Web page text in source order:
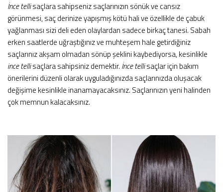
İnce tellisaçlara sahipseniz saçlarınızın sönük ve cansız
görünmesi, saç derinize yapışmış kötü hali ve özellikle de çabuk
yağlanması sizi deli eden olaylardan sadece birkaç tanesi. Sabah
erken saatlerde uğraştığınız ve muhteşem hale getirdiğiniz
saçlarınız akşam olmadan sönüp şeklini kaybediyorsa, kesinlikle
ince tellisaçlara sahipsiniz demektir. İnce tellisaçlar için bakım
önerilerini düzenli olarak uyguladığınızda saçlarınızda oluşacak
değişime kesinlikle inanamayacaksınız. Saçlarınızın yeni halinden
çok memnun kalacaksınız.